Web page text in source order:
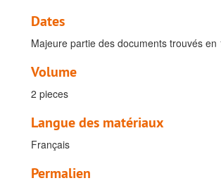
Dates
Majeure partie des documents trouvés en
Volume
2 pieces
Langue des matériaux
Français
Permalien